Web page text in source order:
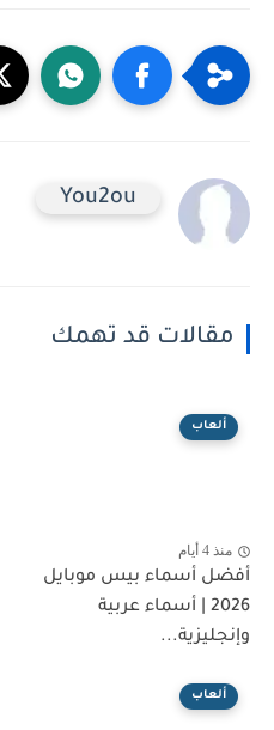
You2ou
مقالات قد تهمك
ألعاب
منذ 4 أيام
أفضل أسماء بيس موبايل
2026 | أسماء عربية
وإنجليزية...
ألعاب